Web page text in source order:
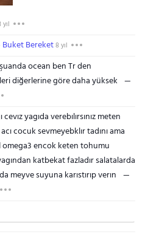
yıl
Buket Bereket8 yıl
ocean ben Tr den
diğerlerine göre daha yüksek
yagıda verebılırsınız meten
cocuk sevmeyebklır tadını ama
omega3 encok keten tohumu
katbekat fazladır salatalarda
meyve suyuna karıstırıp verın